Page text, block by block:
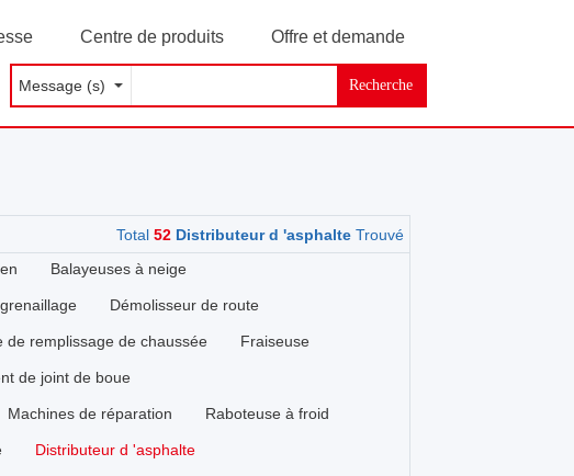
Centre de produits Offre et demande
Recherche
Total 52Distributeur d 'asphalteTrouvé
Balayeuses à neige
Démolisseur de route
de remplissage de chaussée Fraiseuse
de joint de boue
Machines de réparation Raboteuse à froid
Distributeur d 'asphalte